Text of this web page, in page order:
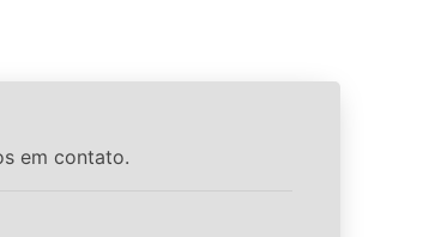
em contato.